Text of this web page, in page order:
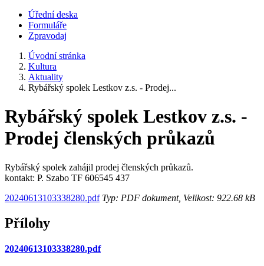
Úřední deska
Formuláře
Zpravodaj
Úvodní stránka
Kultura
Aktuality
Rybářský spolek Lestkov z.s. - Prodej...
Rybářský spolek Lestkov z.s. -
Prodej členských průkazů
Rybářský spolek zahájil prodej členských průkazů.
kontakt: P. Szabo TF 606545 437
20240613103338280.pdfTyp: PDF dokument, Velikost: 922.68 kB
Přílohy
20240613103338280.pdf